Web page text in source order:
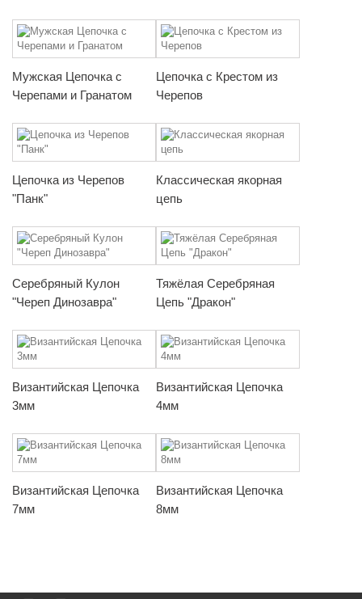
Мужская Цепочка с
Черепами и Гранатом
Цепочка с Крестом из
Черепов
Цепочка из Черепов
"Панк"
Классическая якорная
цепь
Серебряный Кулон
"Череп Динозавра"
Тяжёлая Серебряная
Цепь "Дракон"
Византийская Цепочка
3мм
Византийская Цепочка
4мм
Византийская Цепочка
7мм
Византийская Цепочка
8мм